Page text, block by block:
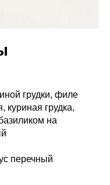
грудки, филе
куриная грудка,
на
перечный